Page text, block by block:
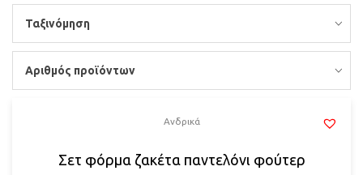
Ταξινόμηση
Αριθμός προϊόντων
Ανδρικά
Σετ φόρμα ζακέτα παντελόνι φούτερ